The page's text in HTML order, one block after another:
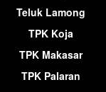
Teluk Lamong
TPK Koja
TPK Makasar
TPK Palaran